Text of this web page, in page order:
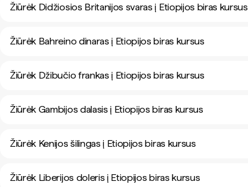
Žiūrėk Didžiosios Britanijos svaras į Etiopijos biras kursus
Žiūrėk Bahreino dinaras į Etiopijos biras kursus
Žiūrėk Džibučio frankas į Etiopijos biras kursus
Žiūrėk Gambijos dalasis į Etiopijos biras kursus
Žiūrėk Kenijos šilingas į Etiopijos biras kursus
Žiūrėk Liberijos doleris į Etiopijos biras kursus